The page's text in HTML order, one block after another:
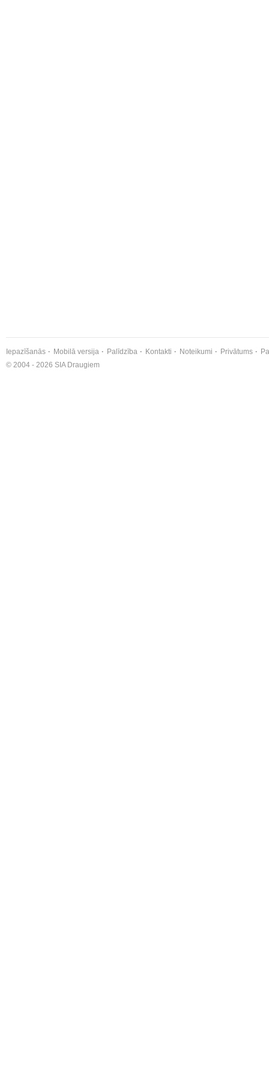
Iepazīšanās Mobilā versija Palīdzība Kontakti Noteikumi Privātums
© 2004 - 2026 SIA Draugiem